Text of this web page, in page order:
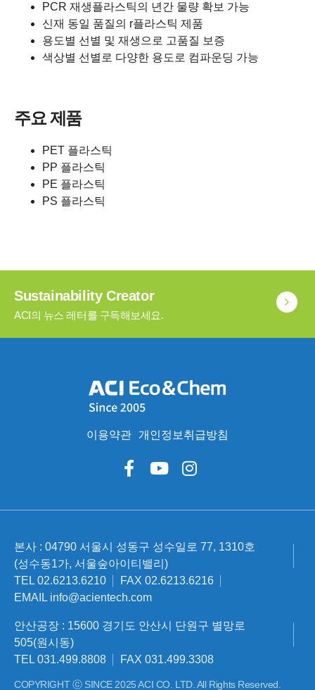
PCR 재생플라스틱의 년간 물량 확보 가능
신재 동일 품질의 r플라스틱 제품
용도별 선별 및 재생으로 고품질 보증
색상별 선별로 다양한 용도로 컴파운딩 가능
주요 제품
PET 플라스틱
PP 플라스틱
PE 플라스틱
PS 플라스틱
Sustainability Creator
ACI의 뉴스 레터를 구독해보세요.
이용약관 개인정보취급방침
본사 : 04790 서울시 성동구 성수일로 77, 1310호
(성수동1가, 서울숲아이티밸리)
TEL 02.6213.6210
FAX 02.6213.6216
EMAIL info@acientech.com
안산공장 : 15600 경기도 안산시 단원구 별망로
505(원시동)
TEL 031.499.8808
FAX 031.499.3308
COPYRIGHT ⓒ SINCE 2025 ACI CO. LTD. All Rights Reserved.